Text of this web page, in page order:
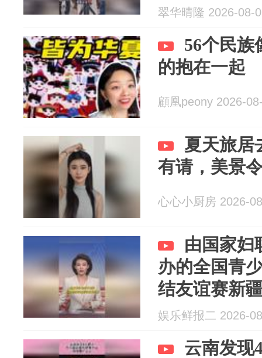
翠华晴隆 2026-08-
56个民族
的抱在一起
顧凰peony 2026-
夏天旅居
有请，美景
心心小厨房 2026-
由国家妇
办的全国青
结友谊赛新
娱乐鲜报二 2026-
云南发现